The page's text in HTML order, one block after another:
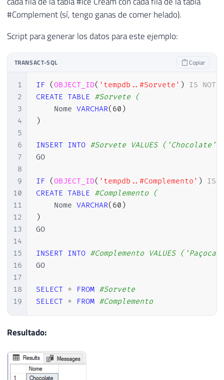
#Complement (sí, tengo ganas de comer helado).
Script para generar los datos para este ejemplo:
TRANSACT-SQL Copiar
1
2
3
4
5
6
7
8
9
10
11
12
13
14
15
16
17
18
19
IF (OBJECT_ID( 'tempdb..#Sorvete' ) IS NOT
CREATE TABLE #Sorvete (
    Nome
VARCHAR( 60 )
)
INSERT INTO #Sorvete VALUES
GO
IF (OBJECT_ID( 'tempdb..#Complemento' ) IS
CREATE TABLE #Complemento (
    Nome
VARCHAR( 60 )
)
GO
INSERT INTO #Complemento VALUES
GO
SELECT * FROM #Sorvete
SELECT * FROM #Complemento
Resultado: